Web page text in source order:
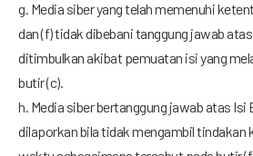
g. Media siber yang telah memenuhi
dan (f) tidak dibebani tanggung jawab
ditimbulkan akibat pemuatan isi yang
butir (c).
h. Media siber bertanggung jawab atas Isi
dilaporkan bila tidak mengambil tindakan